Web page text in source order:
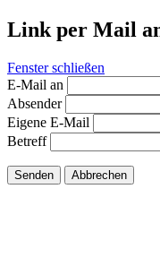
Link per Mail
Fenster schließen
E-Mail an
Absender
Eigene E-Mail
Betreff
Senden Abbrechen